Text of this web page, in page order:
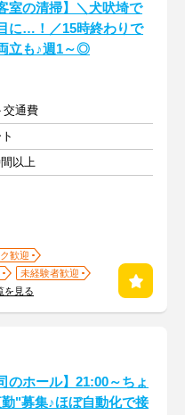
室の清掃】＼犬吠埼で
に…！／15時終わりで
立も♪週1～◎
交通費
以上
歓迎
未経験者歓迎
を見る
のホール】21:00～ちょ
"募集♪ほぼ自動化で接